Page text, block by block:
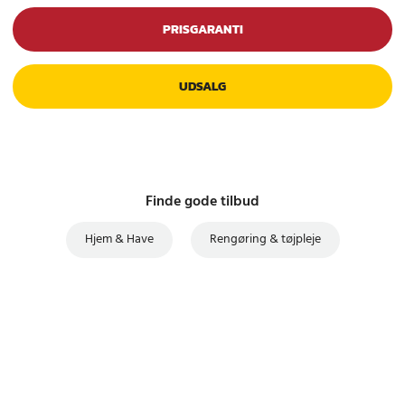
PRISGARANTI
UDSALG
Finde gode tilbud
Hjem & Have Rengøring & tøjpleje